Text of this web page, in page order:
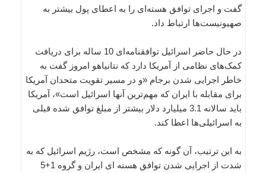
گفت و اجرای توافق هسته‌ای را به اعطای پول بیشتر به
صهیونیست‌ها ارتباط داد.
در حال حاضر اسرائیل توافقنامه‌ای 10 ساله برای دریافت
کمک‌های نظامی از آمریکا دارد که نتانیاهو امروز گفت به
خاطر اجرایی شدن برجام «و در مسیر تقویت متحدان آمریکا
برای مقابله با ایران که مهم‌ترین آنها اسرائیل است»، آمریکا
باید سالانه 3.1 میلیارد دلار بیشتر از مبلغ توافق شده قبلی
به اسرائیلی‌ها اعطا کند.
به این ترتیب، آن گونه که مشخص است، رژیم اسرائیل که به
شدت از اجرایی شدن توافق هسته ای ایران و گروه 1+5